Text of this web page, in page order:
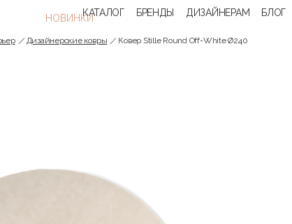
КАТАЛОГ БРЕНДЫ ДИЗАЙНЕРАМ БЛОГ
Дизайнерские ковры Ковер Stille Round Off-White Ø240